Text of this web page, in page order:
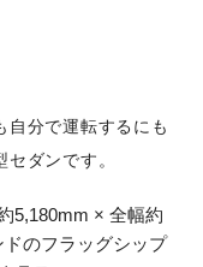
自分で運転するにも
ダンです。
5,180mm × 全幅約
のフラッグシップ